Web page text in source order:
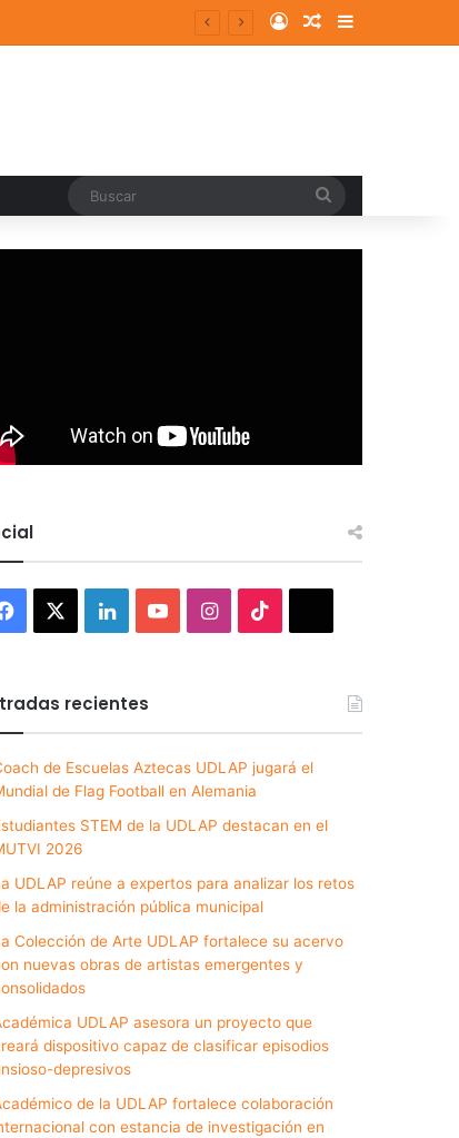
Log InRandom Article
Sidebar
Facebook LinkedInYouTubeInstagram
recientes
de Escuelas Aztecas UDLAP jugará el
de Flag Football en Alemania
STEM de la UDLAP destacan en el
2026
UDLAP reúne a expertos para analizar los retos
la administración pública municipal
Colección de Arte UDLAP fortalece su acervo
nuevas obras de artistas emergentes y
UDLAP asesora un proyecto que
dispositivo capaz de clasificar episodios
depresivos
de la UDLAP fortalece colaboración
con estancia de investigación en